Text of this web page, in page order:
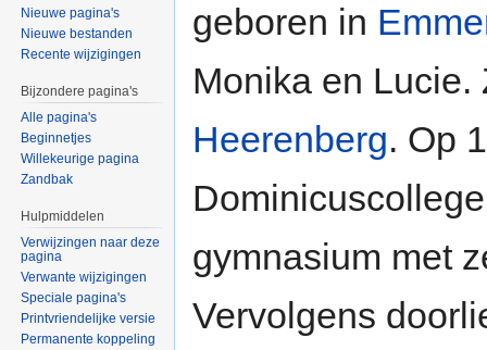
geboren in
Monika en
Heerenberg. Op
gymnasium met
Vervolgens
Nieuwe pagina's
Nieuwe bestanden
Recente wijzigingen
Bijzondere pagina's
Alle pagina's
Beginnetjes
Willekeurige pagina
Zandbak
Hulpmiddelen
Verwijzingen naar deze
pagina
Verwante wijzigingen
Speciale pagina's
Printvriendelijke versie
Permanente koppeling